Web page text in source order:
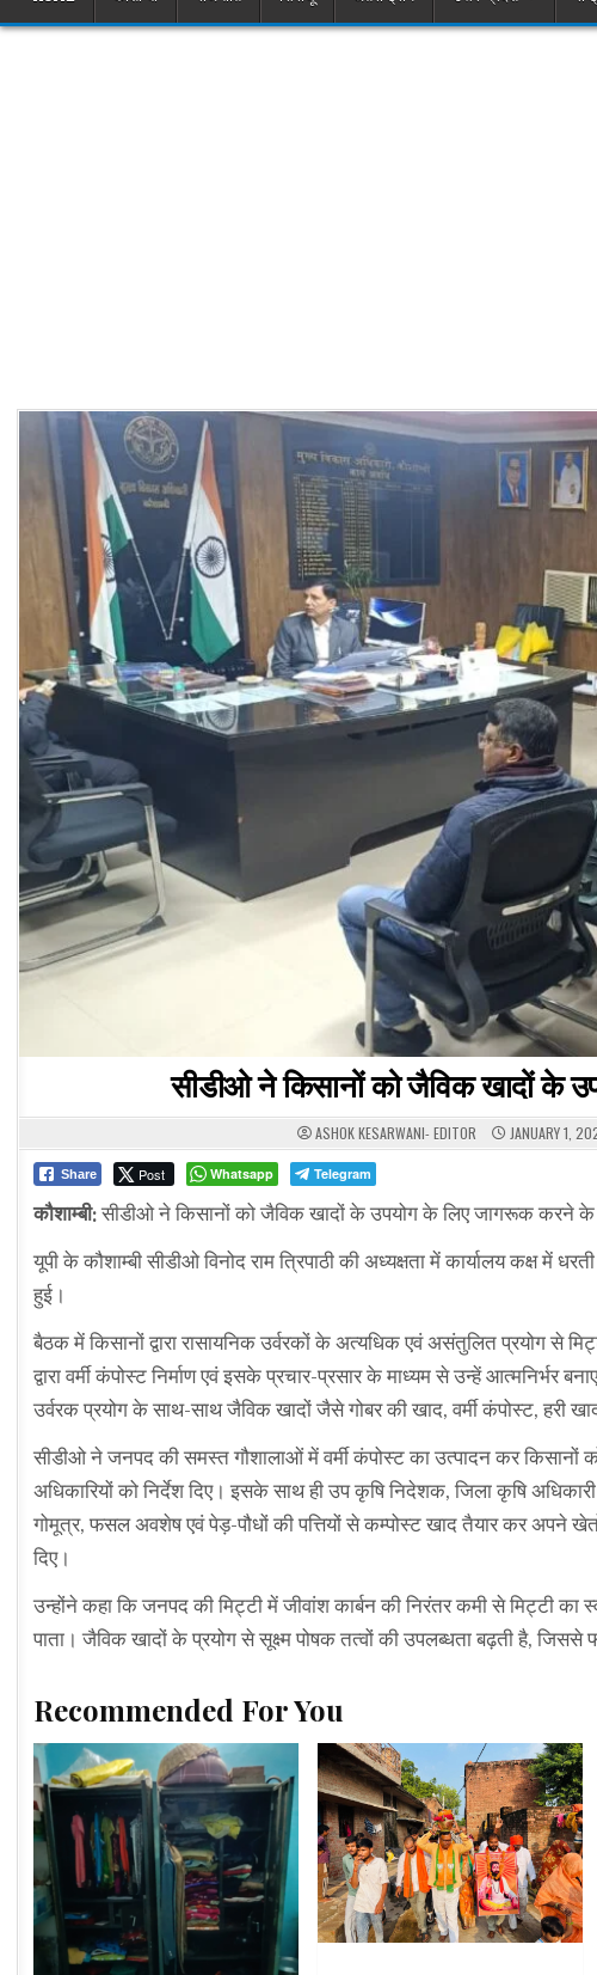
सीडीओ ने किसानों को जैविक खादों के
ASHOK KESARWANI- EDITOR JANUARY 1,
Share Post Whatsapp Telegram
कौशाम्बी:सीडीओ ने किसानों को जैविक खादों के उपयोग के लिए जागरूक करने के
यूपी के कौशाम्बी सीडीओ विनोद राम त्रिपाठी की अध्यक्षता में कार्यालय कक्ष में
हुई।
बैठक में किसानों द्वारा रासायनिक उर्वरकों के अत्यधिक एवं असंतुलित प्रयोग से
द्वारा वर्मी कंपोस्ट निर्माण एवं इसके प्रचार-प्रसार के माध्यम से उन्हें आत्मनिर्भर
उर्वरक प्रयोग के साथ-साथ जैविक खादों जैसे गोबर की खाद, वर्मी कंपोस्ट, हरी
सीडीओ ने जनपद की समस्त गौशालाओं में वर्मी कंपोस्ट का उत्पादन कर
अधिकारियों को निर्देश दिए। इसके साथ ही उप कृषि निदेशक, जिला कृषि
गोमूत्र, फसल अवशेष एवं पेड़-पौधों की पत्तियों से कम्पोस्ट खाद तैयार कर अपने
दिए।
उन्होंने कहा कि जनपद की मिट्टी में जीवांश कार्बन की निरंतर कमी से मिट्टी का
पाता। जैविक खादों के प्रयोग से सूक्ष्म पोषक तत्वों की उपलब्धता बढ़ती है, जिससे
Recommended For You